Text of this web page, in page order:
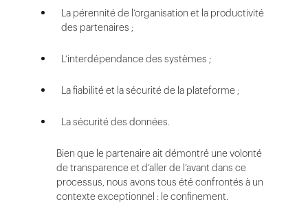
La pérennité de l’organisation et la productivité
des partenaires ;
L’interdépendance des systèmes ;
La fiabilité et la sécurité de la plateforme ;
La sécurité des données.
Bien que le partenaire ait démontré une volonté
de transparence et d’aller de l’avant dans ce
processus, nous avons tous été confrontés à un
contexte exceptionnel : le confinement.